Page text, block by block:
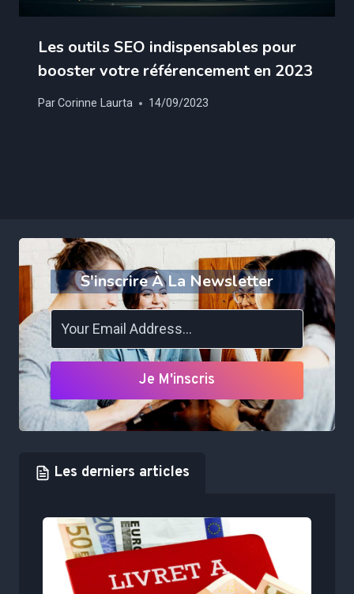
Les outils SEO indispensables pour
booster votre référencement en 2023
ParCorinne Laurta 14/09/2023
S'inscrire À La Newsletter
Je M'inscris
Les derniers articles